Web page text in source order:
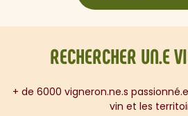
RECHERCHER UN.E
+ de 6000 vigneron.ne.s
vin et les